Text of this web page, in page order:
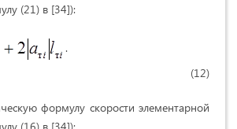
(21) в [34]):
.
(12)
формулу скорости элементарной